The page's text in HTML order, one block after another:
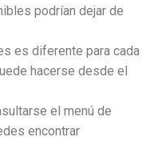
podrían dejar de
es diferente para cada
hacerse desde el
el menú de
encontrar